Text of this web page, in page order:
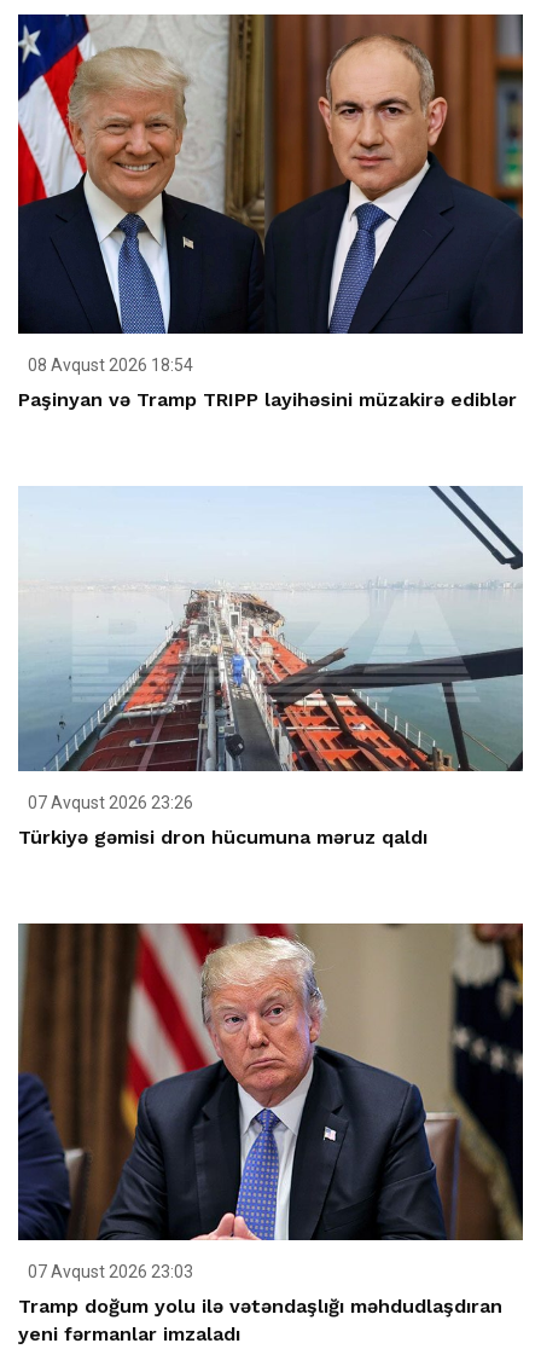
08 Avqust 2026 18:54
Paşinyan və Tramp TRIPP layihəsini müzakirə ediblər
07 Avqust 2026 23:26
Türkiyə gəmisi dron hücumuna məruz qaldı
07 Avqust 2026 23:03
Tramp doğum yolu ilə vətəndaşlığı məhdudlaşdıran
yeni fərmanlar imzaladı